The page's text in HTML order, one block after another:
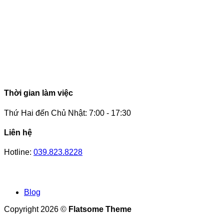
Thời gian làm việc
Thứ Hai đến Chủ Nhật: 7:00 - 17:30
Liên hệ
Hotline: 039.823.8228
Blog
Copyright 2026 © Flatsome Theme